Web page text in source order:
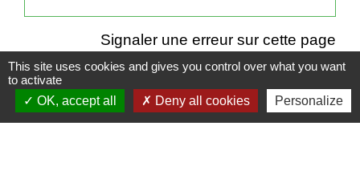
Signaler une erreur sur cette page
This site uses cookies and gives you control over what you want
to activate
OK, accept all
Deny all cookies Personalize